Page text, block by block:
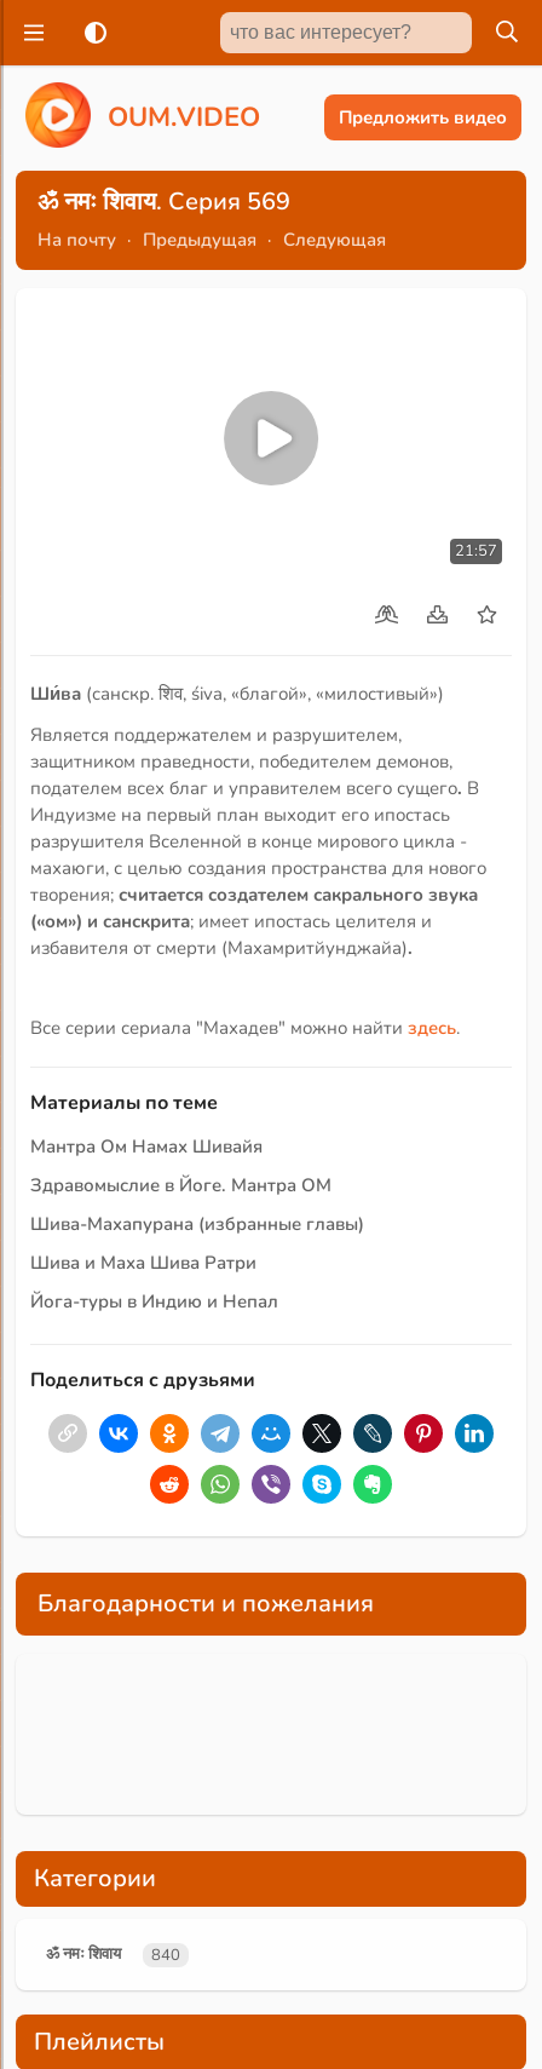
OUM.VIDEO Предложить видео
ॐ नमः शिवाय. Серия 569
На почту · Предыдущая · Следующая
21:57
Ши́ва (санскр. शिव, śiva, «благой», «милостивый»)
Является поддержателем и разрушителем,
защитником праведности, победителем демонов,
подателем всех благ и управителем всего сущего. В
Индуизме на первый план выходит его ипостась
разрушителя Вселенной в конце мирового цикла -
махаюги, с целью создания пространства для нового
творения;считается создателем сакрального звука
(«ом») и санскрита; имеет ипостась целителя и
избавителя от смерти (Махамритйунджайа).
Все серии сериала "Махадев" можно найтиздесь.
Материалы по теме
Мантра Ом Намах Шивайя
Здравомыслие в Йоге. Мантра ОМ
Шива-Махапурана (избранные главы)
Шива и Маха Шива Ратри
Йога-туры в Индию и Непал
Поделиться с друзьями
Благодарности и пожелания
Категории
ॐ नमः शिवाय 840
Плейлисты